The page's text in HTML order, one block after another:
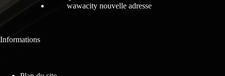
wawacity nouvelle adresse
Informations